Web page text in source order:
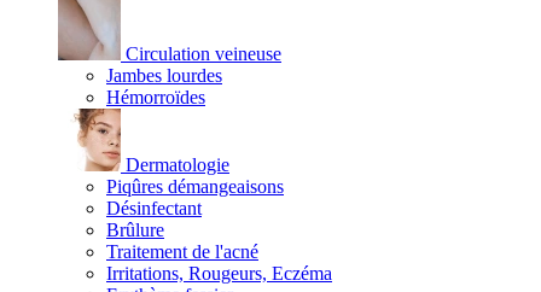
Circulation veineuse
Jambes lourdes
Hémorroïdes
Dermatologie
Piqûres démangeaisons
Désinfectant
Brûlure
Traitement de l'acné
Irritations, Rougeurs, Eczéma